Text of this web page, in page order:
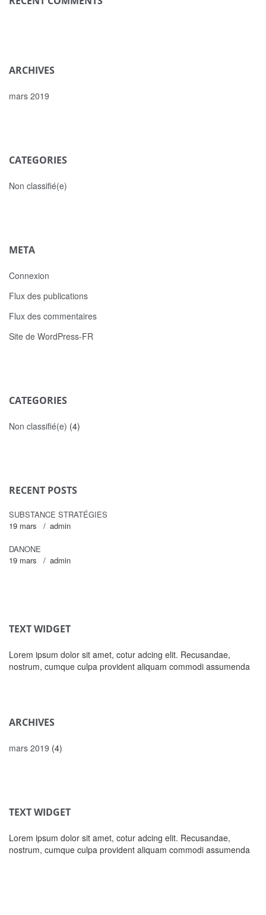
ARCHIVES
mars 2019
CATEGORIES
Non classifié(e)
META
Connexion
Flux des publications
Flux des commentaires
Site de WordPress-FR
CATEGORIES
Non classifié(e) (4)
RECENT POSTS
SUBSTANCE STRATÉGIES
19 mars
admin
DANONE
19 mars
admin
TEXT WIDGET
Lorem ipsum dolor sit amet, cotur adcing elit. Recusandae,
nostrum, cumque culpa provident aliquam commodi assumenda
ARCHIVES
mars 2019 (4)
TEXT WIDGET
Lorem ipsum dolor sit amet, cotur adcing elit. Recusandae,
nostrum, cumque culpa provident aliquam commodi assumenda